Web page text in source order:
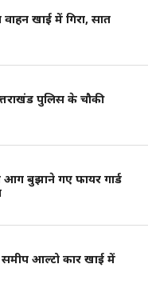
वाहन खाई में गिरा, सात
पुलिस के चौकी
बुझाने गए फायर गार्ड
समीप आल्टो कार खाई में